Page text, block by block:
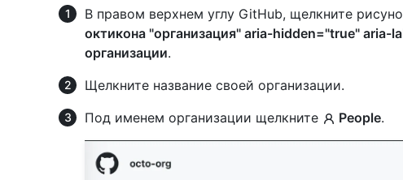
В правом верхнем углу GitHub, щелкните
октикона "организация" aria-hidden="true" aria-
организации.
Щелкните название своей организации.
Под именем организации щелкните
People.